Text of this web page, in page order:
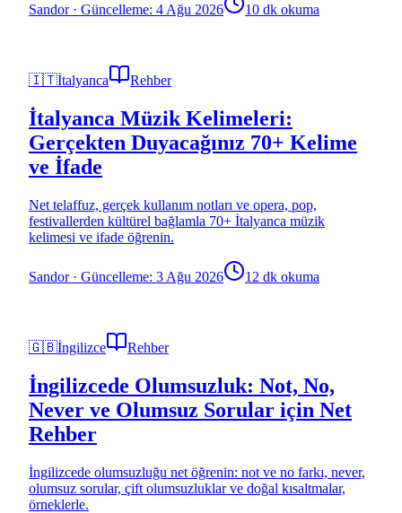
Sandor· Güncelleme: 4 Ağu 2026 10 dk okuma
🇮🇹İtalyanca Rehber
İtalyanca Müzik Kelimeleri:
Gerçekten Duyacağınız 70+ Kelime
ve İfade
Net telaffuz, gerçek kullanım notları ve opera, pop,
festivallerden kültürel bağlamla 70+ İtalyanca müzik
kelimesi ve ifade öğrenin.
Sandor· Güncelleme: 3 Ağu 2026 12 dk okuma
🇬🇧İngilizce Rehber
İngilizcede Olumsuzluk: Not, No,
Never ve Olumsuz Sorular için Net
Rehber
İngilizcede olumsuzluğu net öğrenin: not ve no farkı, never,
olumsuz sorular, çift olumsuzluklar ve doğal kısaltmalar,
örneklerle.